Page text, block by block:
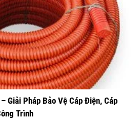
Giải Pháp Bảo Vệ Cáp Điện, Cáp
Trình